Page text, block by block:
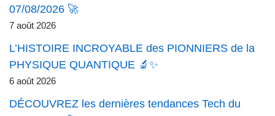
07/08/2026 🚀
7 août 2026
L’HISTOIRE INCROYABLE des PIONNIERS de la
PHYSIQUE QUANTIQUE 🔬✨
6 août 2026
DÉCOUVREZ les dernières tendances Tech du